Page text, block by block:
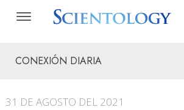
CONEXIÓN DIARIA
31 DE AGOSTO DEL 2021